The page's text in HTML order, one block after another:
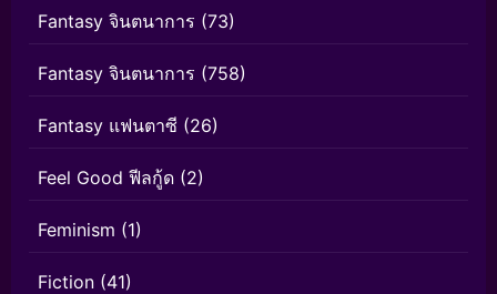
Fantasy จินตนาการ (73)
Fantasy จินตนาการ (758)
Fantasy แฟนตาซี (26)
Feel Good ฟีลกู้ด (2)
Feminism (1)
Fiction (41)